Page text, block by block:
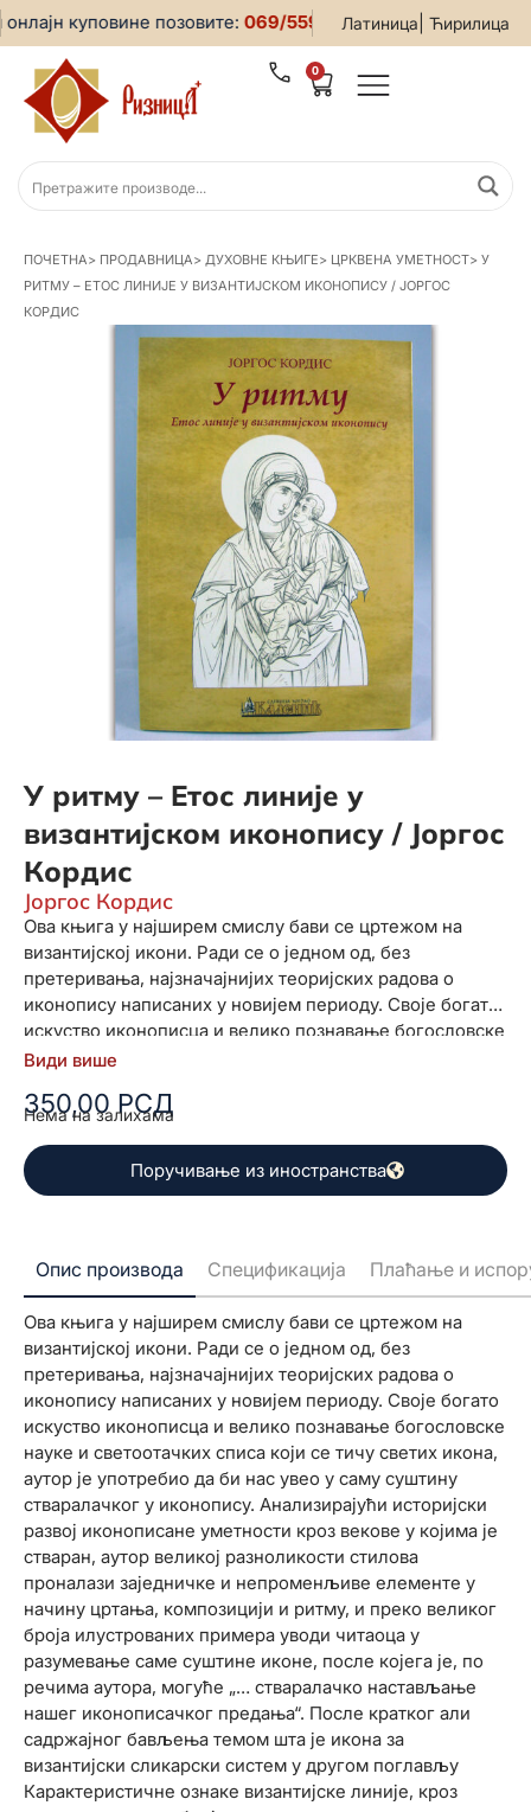
Латиница Ћирилица
куповине позовите:069/5599-019• За све
0
ПОЧЕТНА> ПРОДАВНИЦА> ДУХОВНЕ КЊИГЕ> ЦРКВЕНА УМЕТНОСТ> У
РИТМУ – ЕТОС ЛИНИЈЕ У ВИЗАНТИЈСКОМ ИКОНОПИСУ / ЈОРГОС
КОРДИС
У ритму – Етос линије у
византијском иконопису / Јоргос
Кордис
Јоргос Кордис
Ова књига у најширем смислу бави се цртежом на
византијској икони. Ради се о једном од, без
претеривања, најзначајнијих теоријских радова о
иконопису написаних у новијем периоду. Своје богато
искуство иконописца и велико познавање богословске
науке и светоотачких списа који се тичу светих икона,
стваралачког у иконопису. Анализирајући историјски
стваран, аутор великој разноликости стилова
проналази заједничке и непроменљиве елементе у
разумевање саме суштине иконе, после којега је, по
речима аутора, могуће "... стваралачко настављање
нашег иконописачког предања". После кратког али
садржајног бављења темом шта је икона за
византијски сликарски систем у другом поглављу
Карактеристичне ознаке византијске линије, кроз
анализу и велики број илустрованих примера аутор
нам представља начин цртања и компоновања прво
лика, а затим и комплетне фигуре, као и секундарних
делова композиције као што су пејзаж и архитектура.
Види више
350,00 РСД
Нема на залихама
Поручивање из иностранства
Опис производа Спецификација Плаћање и
Ова књига у најширем смислу бави се цртежом на
византијској икони. Ради се о једном од, без
претеривања, најзначајнијих теоријских радова о
иконопису написаних у новијем периоду. Своје богато
искуство иконописца и велико познавање богословске
науке и светоотачких списа који се тичу светих икона,
аутор је употребио да би нас увео у саму суштину
стваралачког у иконопису. Анализирајући историјски
развој иконописане уметности кроз векове у којима је
стваран, аутор великој разноликости стилова
проналази заједничке и непроменљиве елементе у
начину цртања, композицији и ритму, и преко великог
броја илустрованих примера уводи читаоца у
разумевање саме суштине иконе, после којега је, по
речима аутора, могуће „… стваралачко настављање
нашег иконописачког предања“. После кратког али
садржајног бављења темом шта је икона за
византијски сликарски систем у другом поглављу
Карактеристичне ознаке византијске линије, кроз